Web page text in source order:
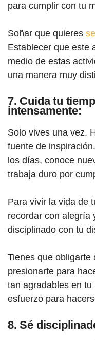
para cumplir con tu
Soñar que quieres
Establecer que este
medio de estas
una manera muy
7. Cuida tu
intensamente:
Solo vives una vez.
fuente de
los días, conoce
trabaja duro por
Para vivir la vida de
recordar con alegría
disciplinado con tu
Tienes que obligarte
presionarte para
tan agradables en
esfuerzo para
8. Sé